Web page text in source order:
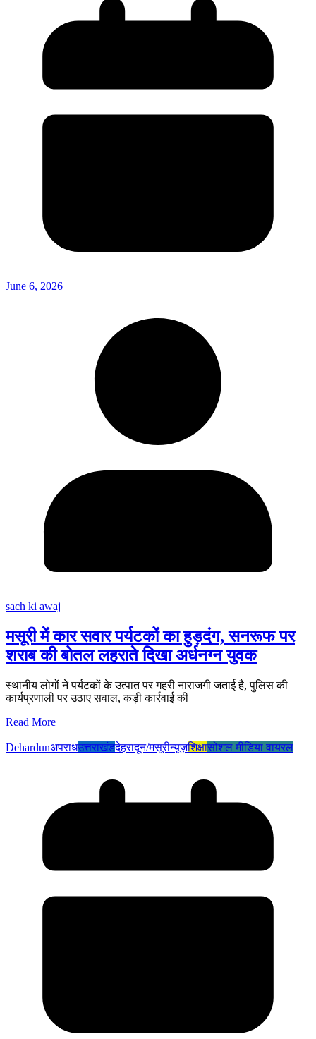
June 6, 2026
sach ki awaj
मसूरी में कार सवार पर्यटकों का हुड़दंग, सनरूफ पर
शराब की बोतल लहराते दिखा अर्धनग्न युवक
स्थानीय लोगों ने पर्यटकों के उत्पात पर गहरी नाराजगी जताई है, पुलिस की
कार्यप्रणाली पर उठाए सवाल, कड़ी कार्रवाई की
Read More
Dehardunअपराधउत्तराखंडदेहरादून/मसूरीन्यूज़शिक्षासोशल मीडिया वायरल